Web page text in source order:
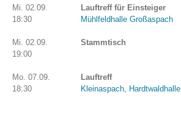
Mi. 02.09.
18:30
Lauftreff für Einsteiger
Mühlfeldhalle Großaspach
Mi. 02.09.
19:00
Stammtisch
Mo. 07.09.
18:30
Lauftreff
Kleinaspach, Hardtwaldhalle